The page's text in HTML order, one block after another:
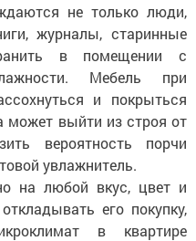
не только люди,
журналы, старинные
в помещении с
Мебель при
и покрыться
может выйти из строя от
вероятность порчи
увлажнитель.
на любой вкус, цвет и
его покупку,
в квартире